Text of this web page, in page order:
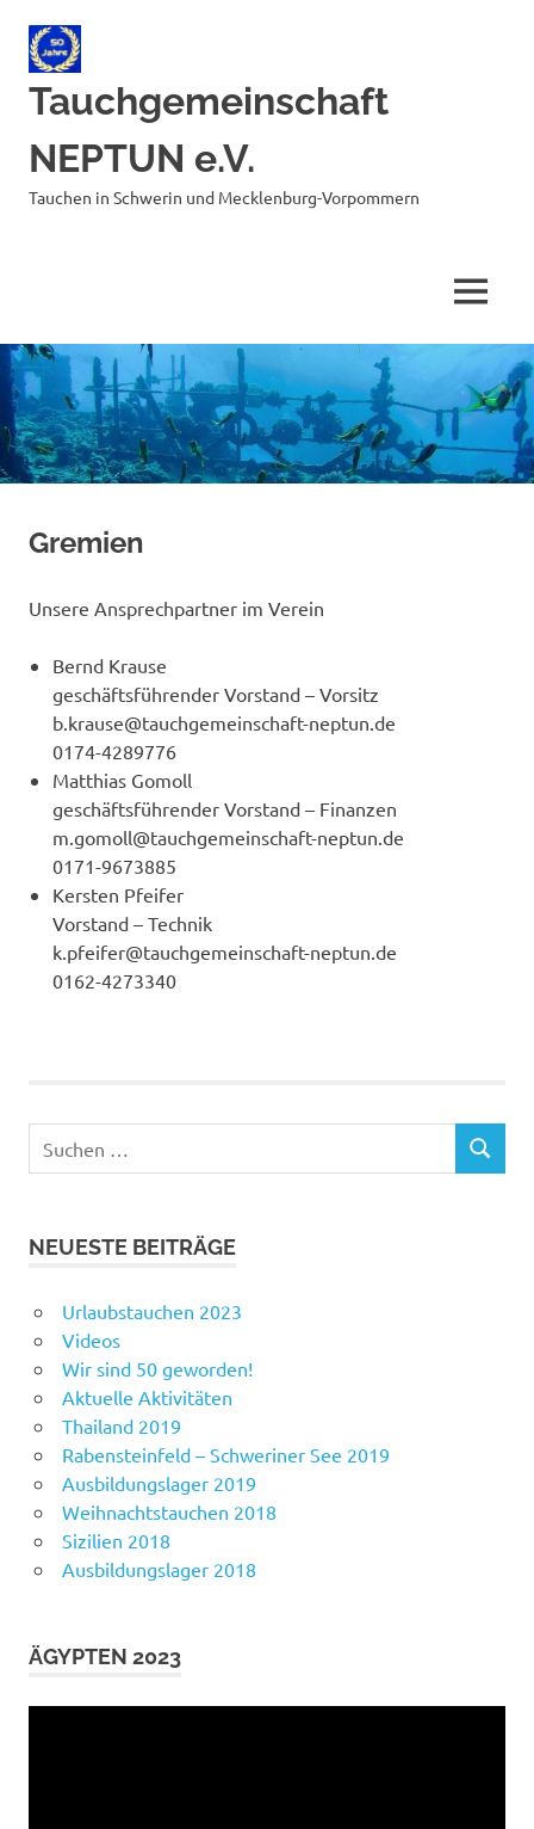
Inhalt
springen
Tauchgemeinschaft
NEPTUN e.V.
Tauchen in Schwerin und Mecklenburg-Vorpommern
MENÜ
Gremien
Unsere Ansprechpartner im Verein
Bernd Krause
geschäftsführender Vorstand – Vorsitz
b.krause@tauchgemeinschaft-neptun.de
0174-4289776
Matthias Gomoll
geschäftsführender Vorstand – Finanzen
m.gomoll@tauchgemeinschaft-neptun.de
0171-9673885
Kersten Pfeifer
Vorstand – Technik
k.pfeifer@tauchgemeinschaft-neptun.de
0162-4273340
nach:
SUCHEN
NEUESTE BEITRÄGE
Urlaubstauchen 2023
Videos
Wir sind 50 geworden!
Aktuelle Aktivitäten
Thailand 2019
Rabensteinfeld – Schweriner See 2019
Ausbildungslager 2019
Weihnachtstauchen 2018
Sizilien 2018
Ausbildungslager 2018
ÄGYPTEN 2023